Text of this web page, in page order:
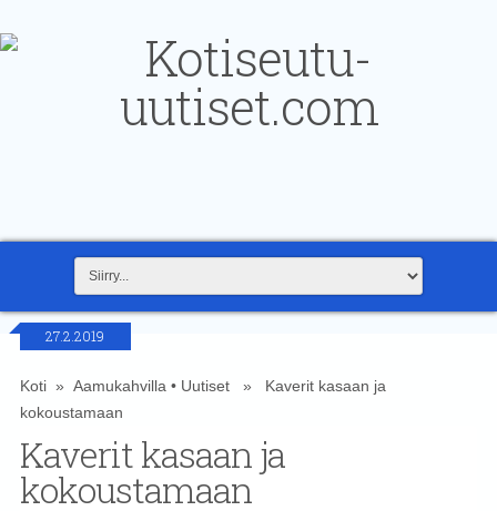
27.2.2019
Koti» Aamukahvilla • Uutiset» Kaverit kasaan ja
kokoustamaan
Kaverit kasaan ja
kokoustamaan